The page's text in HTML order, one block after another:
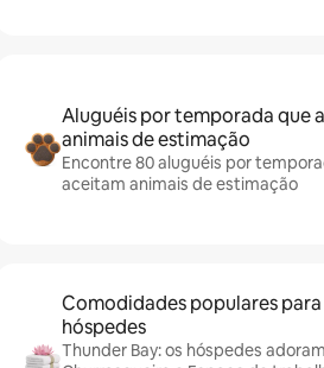
Aluguéis por temporada que
animais de estimação
Encontre 80 aluguéis por
aceitam animais de estimação
Comodidades populares para
hóspedes
Thunder Bay: os hóspedes